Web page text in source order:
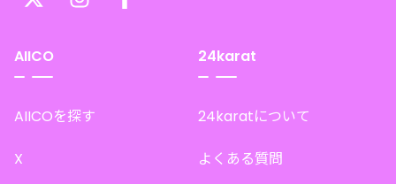
AIICO
AIICOを探す
X
24karat
24karatについて
よくある質問